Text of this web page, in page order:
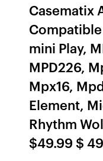
Casematix
Compatible
mini Play,
MPD226,
Mpx16,
Element,
Rhythm
$49.99 $